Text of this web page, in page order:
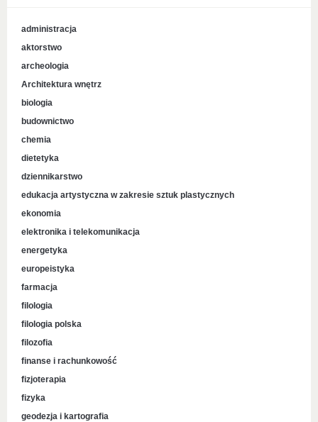
administracja
aktorstwo
archeologia
Architektura wnętrz
biologia
budownictwo
chemia
dietetyka
dziennikarstwo
edukacja artystyczna w zakresie sztuk plastycznych
ekonomia
elektronika i telekomunikacja
energetyka
europeistyka
farmacja
filologia
filologia polska
filozofia
finanse i rachunkowość
fizjoterapia
fizyka
geodezja i kartografia